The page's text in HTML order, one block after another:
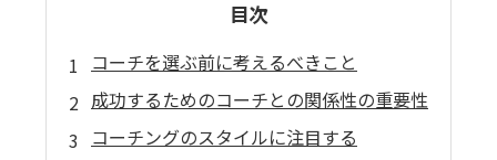
目次
コーチを選ぶ前に考えるべきこと
成功するためのコーチとの関係性の重要性
コーチングのスタイルに注目する